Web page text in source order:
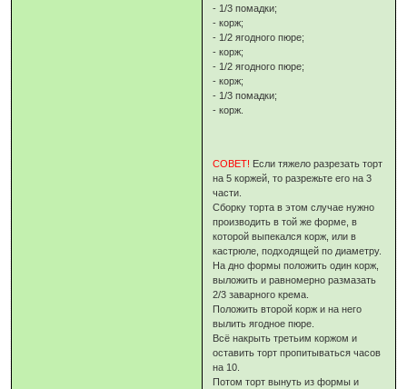
- 1/3 помадки;
- корж;
- 1/2 ягодного пюре;
- корж;
- 1/2 ягодного пюре;
- корж;
- 1/3 помадки;
- корж.
СОВЕТ! Если тяжело разрезать торт
на 5 коржей, то разрежьте его на 3
части.
Сборку торта в этом случае нужно
производить в той же форме, в
которой выпекался корж, или в
кастрюле, подходящей по диаметру.
На дно формы положить один корж,
выложить и равномерно размазать
2/3 заварного крема.
Положить второй корж и на него
вылить ягодное пюре.
Всё накрыть третьим коржом и
оставить торт пропитываться часов
на 10.
Потом торт вынуть из формы и